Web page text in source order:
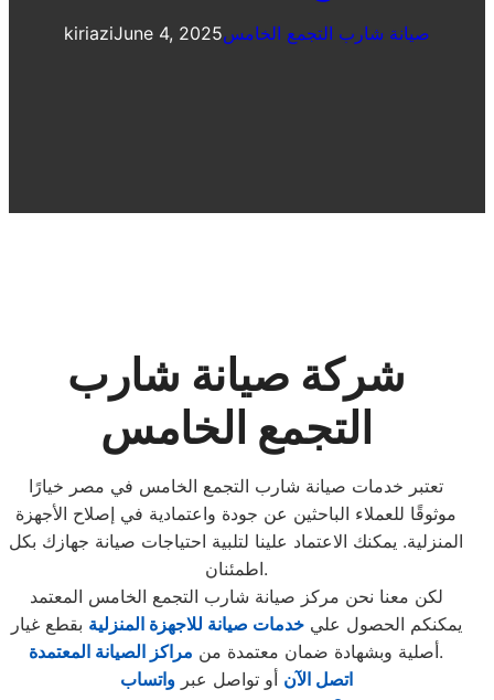
kiriaziJune 4, 2025صيانة شارب التجمع الخامس
شركة صيانة شارب
التجمع الخامس
تعتبر خدمات صيانة شارب التجمع الخامس في مصر خيارًا
موثوقًا للعملاء الباحثين عن جودة واعتمادية في إصلاح الأجهزة
المنزلية. يمكنك الاعتماد علينا لتلبية احتياجات صيانة جهازك بكل
اطمئنان.
لكن معنا نحن مركز صيانة شارب التجمع الخامس المعتمد
يمكنكم الحصول عليخدمات صيانة للاجهزة المنزلية بقطع غيار
أصلية وبشهادة ضمان معتمدة من مراكز الصيانة المعتمدة
.
اتصل الآن أو تواصل عبرواتساب